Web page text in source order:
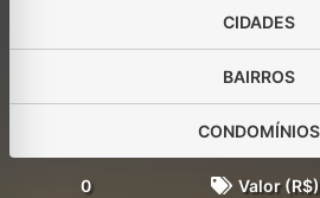
CIDADES
BAIRROS
CONDOMÍNIOS
0 Valor (R$)